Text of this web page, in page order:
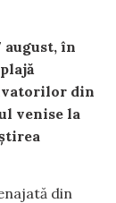
august, în
din
venise la
din